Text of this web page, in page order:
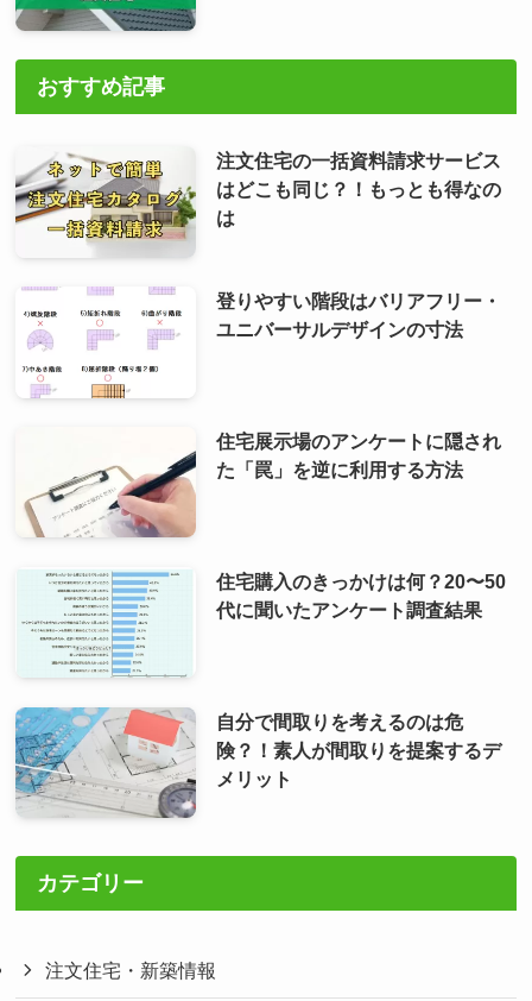
おすすめ記事
注文住宅の一括資料請求サービス
はどこも同じ？！もっとも得なの
は
登りやすい階段はバリアフリー・
ユニバーサルデザインの寸法
住宅展示場のアンケートに隠され
た「罠」を逆に利用する方法
住宅購入のきっかけは何？20〜50
代に聞いたアンケート調査結果
自分で間取りを考えるのは危
険？！素人が間取りを提案するデ
メリット
カテゴリー
注文住宅・新築情報